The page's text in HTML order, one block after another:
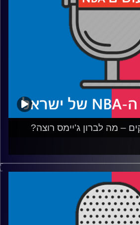
ערן סורוקה, שרון דוידוביץ', משה
בשיתוף קול האוניברסיטה.
להנות משני העולמות, הלייקרס נהנים קצת
משרף ו-וולף בנטס, האנסניטי